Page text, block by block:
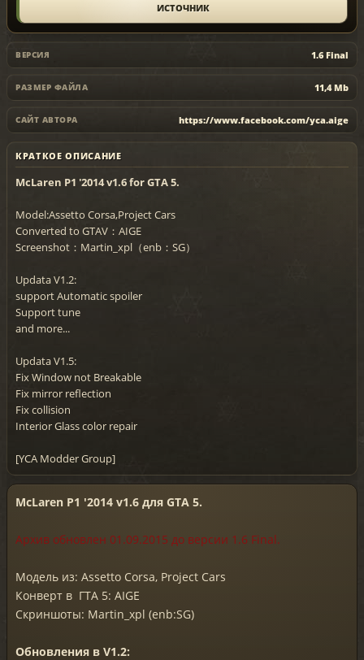
ИСТОЧНИК
ВЕРСИЯ 1.6 Final
РАЗМЕР ФАЙЛА 11,4 Mb
САЙТ АВТОРА https://www.facebook.com/yca.aige
КРАТКОЕ ОПИСАНИЕ
McLaren P1 '2014 v1.6 for GTA 5.
Model:Assetto Corsa,Project Cars
Converted to GTAV：AIGE
Screenshot：Martin_xpl（enb：SG）
Updata V1.2:
support Automatic spoiler
Support tune
and more...
Updata V1.5:
Fix Window not Breakable
Fix mirror reflection
Fix collision
Interior Glass color repair
[YCA Modder Group]
McLaren P1 '2014 v1.6 для GTA 5.
Архив обновлен 01 .09.2015 до версии 1.6 Final.
Модель из: Assetto Corsa, Project Cars
Конверт в ГТА 5: AIGE
Скриншоты: Martin_xpl (enb:SG)
Обновления в V1.2: